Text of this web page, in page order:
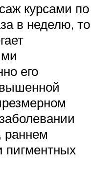
курсами по
в неделю, то
его
раннем
пигментных